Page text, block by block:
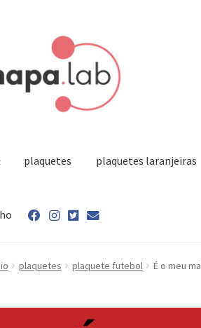
plaquetes plaquetes laranjeiras
Carrinho Finalizar compra Minha conta
plaquetes plaquete futebol É o meu